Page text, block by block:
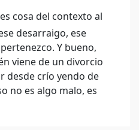
cosa del contexto al
desarraigo, ese
Y bueno,
viene de un divorcio
desde crío yendo de
no es algo malo, es